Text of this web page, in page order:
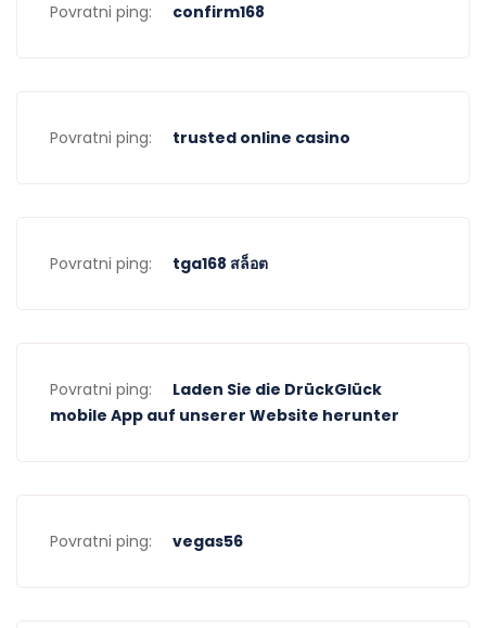
Povratni ping: confirm168
Povratni ping: trusted online casino
Povratni ping: tga168 สล็อต
Povratni ping:
Laden Sie die DrückGlück
mobile App auf unserer Website herunter
Povratni ping: vegas56